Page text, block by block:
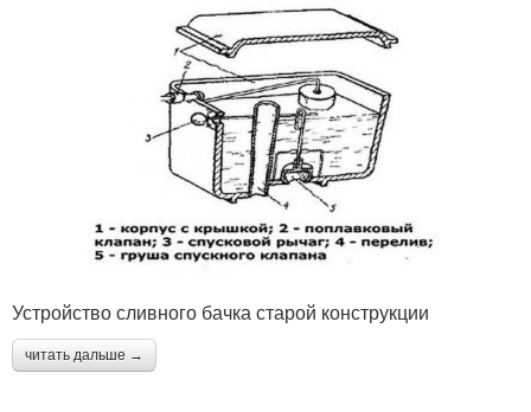
Устройство сливного бачка старой конструкции
читать дальше →